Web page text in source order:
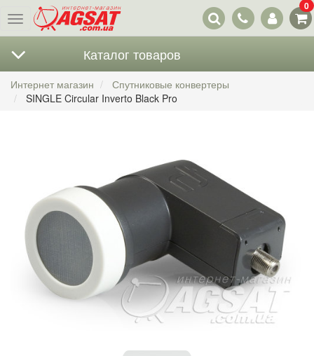
Меню
Наши
контакты
0
Каталог товаров
Интернет магазин
Спутниковые конвертеры
SINGLE Circular Inverto Black Pro